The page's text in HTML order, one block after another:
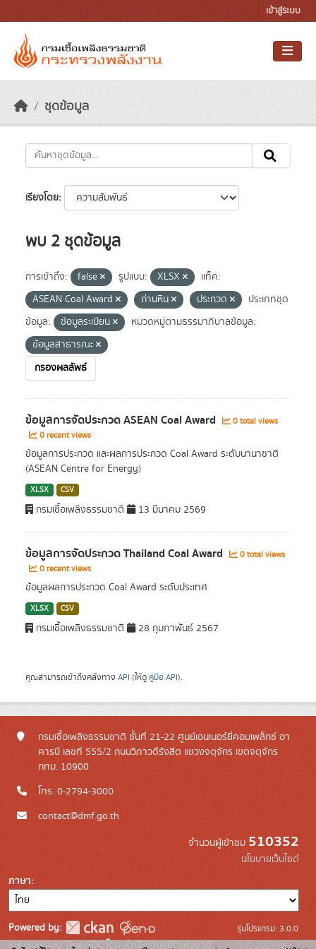
เข้าสู่ระบบ
ชุดข้อมูล
เรียงโดย
พบ 2 ชุดข้อมูล
การเข้าถึง: false รูปแบบ: XLSX
แท็ค:
ASEAN Coal Award
ถ่านหิน ประกวด
ประเภทชุด
ข้อมูล:
ข้อมูลระเบียน
หมวดหมู่ตามธรรมาภิบาลข้อมูล:
ข้อมูลสาธารณะ
กรองผลลัพธ์
ข้อมูลการจัดประกวด ASEAN Coal Award
0 total views
0 recent views
ข้อมูลการประกวด และผลการประกวด Coal Award ระดับนานาชาติ
(ASEAN Centre for Energy)
XLSX CSV
กรมเชื้อเพลิงธรรมชาติ 13 มีนาคม 2569
ข้อมูลการจัดประกวด Thailand Coal Award
0 total views
0 recent views
ข้อมูลผลการประกวด Coal Award ระดับประเทศ
XLSX CSV
กรมเชื้อเพลิงธรรมชาติ 28 กุมภาพันธ์ 2567
คุณสามารถเข้าถึงคลังทาง API (ให้ดู คู่มือ API).
กรมเชื้อเพลิงธรรมชาติ ชั้นที่ 21-22 ศูนย์เอนเนอร์ยี่คอมเพล็กซ์ อา
คารบี เลขที่ 555/2 ถนนวิภาวดีรังสิต แขวงจตุจักร เขตจตุจักร
กทม. 10900
โทร. 0-2794-3000
contact@dmf.go.th
จำนวนผู้เข้าชม 510352
นโยบายเว็บไซต์
ภาษา
Powered by:
สนับสนุนระบบ Thai-GDC โดย สำนักงานสถิติแห่งชาติ
รุ่นโปรแกรม: 3.0.0
วันที่: 2025-06-